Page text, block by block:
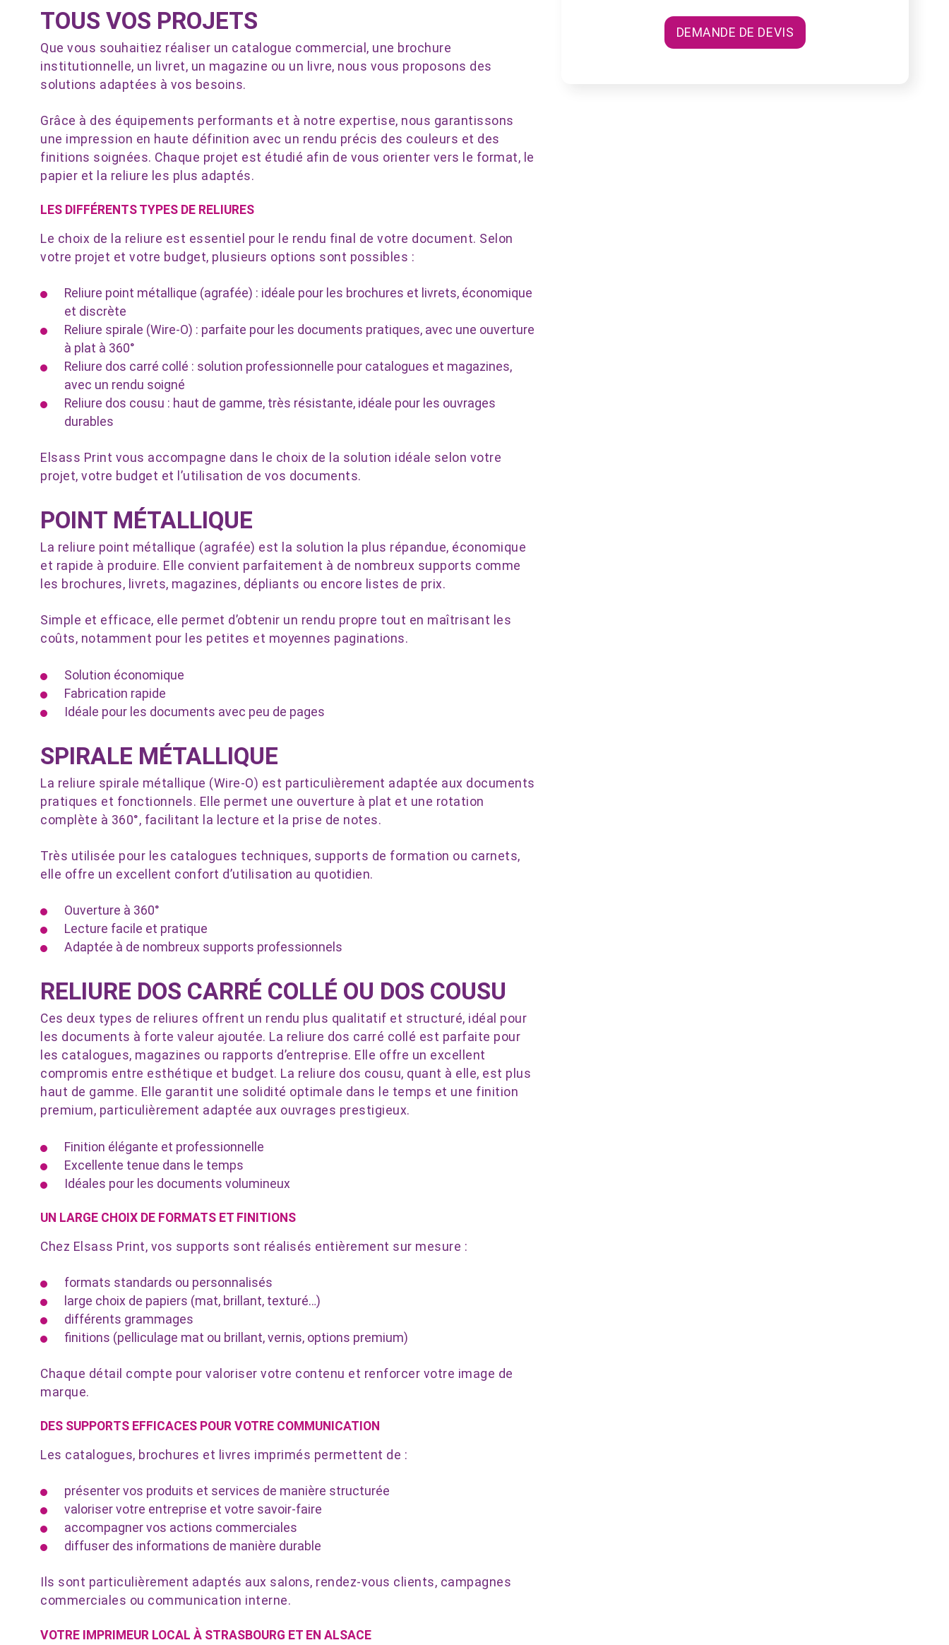
TOUS VOS PROJETS
Que vous souhaitiez réaliser un catalogue commercial, une brochure
institutionnelle, un livret, un magazine ou un livre, nous vous proposons des
solutions adaptées à vos besoins.
Grâce à des équipements performants et à notre expertise, nous garantissons
une impression en haute définition avec un rendu précis des couleurs et des
finitions soignées. Chaque projet est étudié afin de vous orienter vers le format, le
papier et la reliure les plus adaptés.
LES DIFFÉRENTS TYPES DE RELIURES
Le choix de la reliure est essentiel pour le rendu final de votre document. Selon
votre projet et votre budget, plusieurs options sont possibles :
Reliure point métallique (agrafée) : idéale pour les brochures et livrets, économique
et discrète
Reliure spirale (Wire-O) : parfaite pour les documents pratiques, avec une ouverture
à plat à 360°
Reliure dos carré collé : solution professionnelle pour catalogues et magazines,
avec un rendu soigné
Reliure dos cousu : haut de gamme, très résistante, idéale pour les ouvrages
durables
Elsass Print vous accompagne dans le choix de la solution idéale selon votre
projet, votre budget et l’utilisation de vos documents.
POINT MÉTALLIQUE
La reliure point métallique (agrafée) est la solution la plus répandue, économique
et rapide à produire. Elle convient parfaitement à de nombreux supports comme
les brochures, livrets, magazines, dépliants ou encore listes de prix.
Simple et efficace, elle permet d’obtenir un rendu propre tout en maîtrisant les
coûts, notamment pour les petites et moyennes paginations.
Solution économique
Fabrication rapide
Idéale pour les documents avec peu de pages
SPIRALE MÉTALLIQUE
La reliure spirale métallique (Wire-O) est particulièrement adaptée aux documents
pratiques et fonctionnels. Elle permet une ouverture à plat et une rotation
complète à 360°, facilitant la lecture et la prise de notes.
Très utilisée pour les catalogues techniques, supports de formation ou carnets,
elle offre un excellent confort d’utilisation au quotidien.
Ouverture à 360°
Lecture facile et pratique
Adaptée à de nombreux supports professionnels
RELIURE DOS CARRÉ COLLÉ OU DOS COUSU
Ces deux types de reliures offrent un rendu plus qualitatif et structuré, idéal pour
les documents à forte valeur ajoutée. La reliure dos carré collé est parfaite pour
les catalogues, magazines ou rapports d’entreprise. Elle offre un excellent
compromis entre esthétique et budget. La reliure dos cousu, quant à elle, est plus
haut de gamme. Elle garantit une solidité optimale dans le temps et une finition
premium, particulièrement adaptée aux ouvrages prestigieux.
Finition élégante et professionnelle
Excellente tenue dans le temps
Idéales pour les documents volumineux
UN LARGE CHOIX DE FORMATS ET FINITIONS
Chez Elsass Print, vos supports sont réalisés entièrement sur mesure :
formats standards ou personnalisés
large choix de papiers (mat, brillant, texturé…)
différents grammages
finitions (pelliculage mat ou brillant, vernis, options premium)
Chaque détail compte pour valoriser votre contenu et renforcer votre image de
marque.
DES SUPPORTS EFFICACES POUR VOTRE COMMUNICATION
Les catalogues, brochures et livres imprimés permettent de :
présenter vos produits et services de manière structurée
valoriser votre entreprise et votre savoir-faire
accompagner vos actions commerciales
diffuser des informations de manière durable
Ils sont particulièrement adaptés aux salons, rendez-vous clients, campagnes
commerciales ou communication interne.
VOTRE IMPRIMEUR LOCAL À STRASBOURG ET EN ALSACE
DEMANDE DE DEVIS